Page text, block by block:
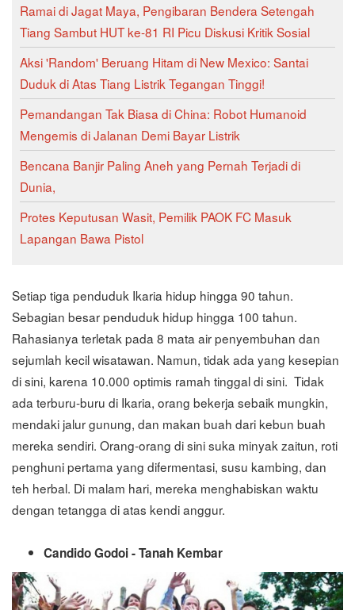
Ramai di Jagat Maya, Pengibaran Bendera Setengah
Tiang Sambut HUT ke-81 RI Picu Diskusi Kritik Sosial
Aksi 'Random' Beruang Hitam di New Mexico: Santai
Duduk di Atas Tiang Listrik Tegangan Tinggi!
Pemandangan Tak Biasa di China: Robot Humanoid
Mengemis di Jalanan Demi Bayar Listrik
Bencana Banjir Paling Aneh yang Pernah Terjadi di
Dunia,
Protes Keputusan Wasit, Pemilik PAOK FC Masuk
Lapangan Bawa Pistol
Setiap tiga penduduk Ikaria hidup hingga 90 tahun.
Sebagian besar penduduk hidup hingga 100 tahun.
Rahasianya terletak pada 8 mata air penyembuhan dan
sejumlah kecil wisatawan. Namun, tidak ada yang kesepian
di sini, karena 10.000 optimis ramah tinggal di sini. Tidak
ada terburu-buru di Ikaria, orang bekerja sebaik mungkin,
mendaki jalur gunung, dan makan buah dari kebun buah
mereka sendiri. Orang-orang di sini suka minyak zaitun, roti
penghuni pertama yang difermentasi, susu kambing, dan
teh herbal. Di malam hari, mereka menghabiskan waktu
dengan tetangga di atas kendi anggur.
Candido Godoi - Tanah Kembar